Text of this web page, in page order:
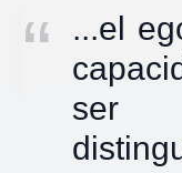
...el
ser